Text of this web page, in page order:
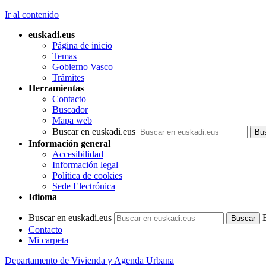
Ir al contenido
euskadi.eus
Página de inicio
Temas
Gobierno Vasco
Trámites
Herramientas
Contacto
Buscador
Mapa web
Buscar en euskadi.eus
Información general
Accesibilidad
Información legal
Política de cookies
Sede Electrónica
Idioma
Buscar en euskadi.eus
Contacto
Mi carpeta
Departamento de Vivienda y Agenda Urbana